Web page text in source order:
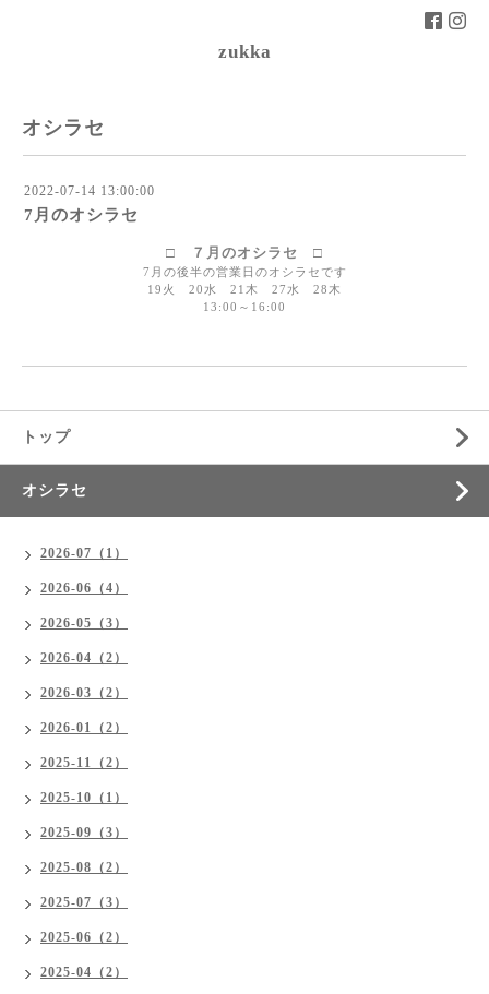
zukka
オシラセ
2022-07-14 13:00:00
7月のオシラセ
□ ７月のオシラセ □
7月の後半の営業日のオシラセです
19火 20水 21木 27水 28木
13:00～16:00
トップ
オシラセ
2026-07（1）
2026-06（4）
2026-05（3）
2026-04（2）
2026-03（2）
2026-01（2）
2025-11（2）
2025-10（1）
2025-09（3）
2025-08（2）
2025-07（3）
2025-06（2）
2025-04（2）